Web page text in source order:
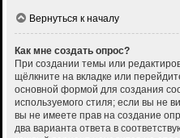
Вернуться к началу
Как мне создать опрос?
При создании темы или
щёлкните на вкладке или
основной формой для создания
используемого стиля; если вы не
вы не имеете прав на создание
два варианта ответа в